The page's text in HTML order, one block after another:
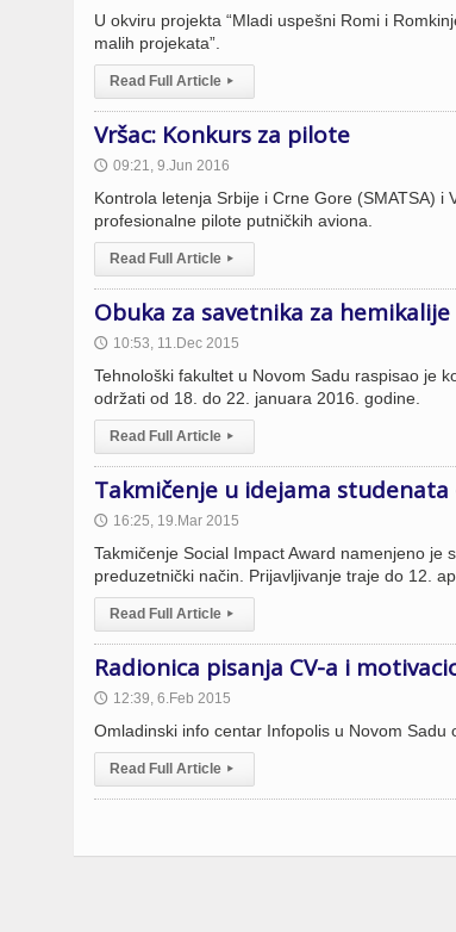
U okviru projekta “Mladi uspešni Romi i
malih projekata”.
Read Full Article ▸
Vršac: Konkurs za pilote
🕔 09:21, 9.Jun 2016
Kontrola letenja Srbije i Crne Gore (SMATSA)
profesionalne pilote putničkih aviona.
Read Full Article ▸
Obuka za savetnika za
🕔 10:53, 11.Dec 2015
Tehnološki fakultet u Novom Sadu raspisao je
održati od 18. do 22. januara 2016. godine.
Read Full Article ▸
Takmičenje u idejama studenata
🕔 16:25, 19.Mar 2015
Takmičenje Social Impact Award namenjeno
preduzetnički način. Prijavljivanje traje do 12.
Read Full Article ▸
Radionica pisanja CV-a i
🕔 12:39, 6.Feb 2015
Omladinski info centar Infopolis u Novom Sadu
Read Full Article ▸